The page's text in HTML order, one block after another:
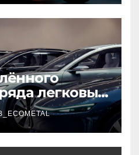
легковых
года